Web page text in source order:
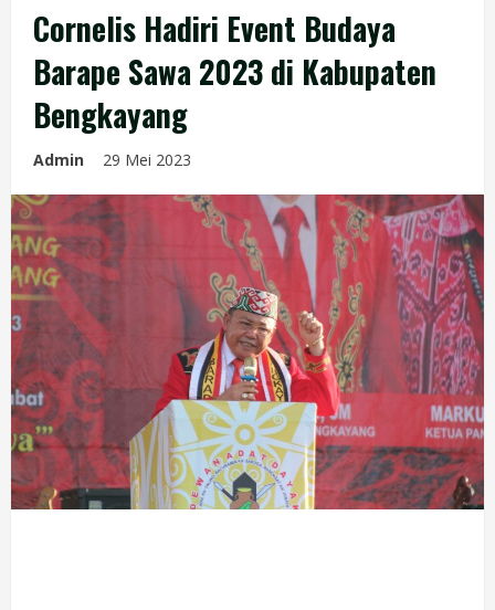
Cornelis Hadiri Event Budaya
Barape Sawa 2023 di Kabupaten
Bengkayang
Admin 29 Mei 2023